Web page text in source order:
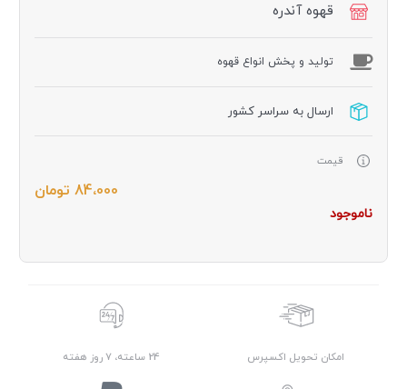
قهوه آندره
توليد و پخش انواع قهوه
ارسال به سراسر کشور
قیمت
84،000 تومان
ناموجود
امکان تحویل اکسپرس 24 ساعته، 7 روز هفته